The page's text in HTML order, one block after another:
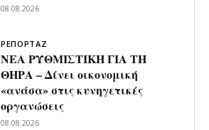
08.08.2026
ΡΕΠΟΡΤΑΖ
ΝΕΑ ΡΥΘΜΙΣΤΙΚΗ ΓΙΑ ΤΗ
ΘΗΡΑ – Δίνει οικονομική
«ανάσα» στις κυνηγετικές
οργανώσεις
08.08.2026